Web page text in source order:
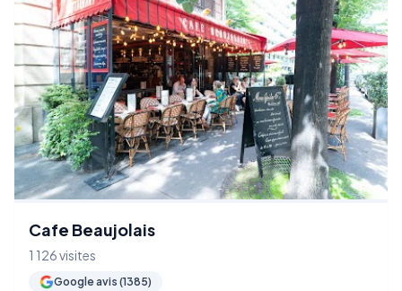
Cafe Beaujolais
1 126 visites
Google avis (1385)